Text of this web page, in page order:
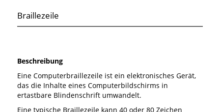
Braillezeile
Beschreibung
Eine Computerbraillezeile ist ein elektronisches Gerät,
das die Inhalte eines Computerbildschirms in
ertastbare Blindenschrift umwandelt.
Eine typische Braillezeile kann 40 oder 80 Zeichen